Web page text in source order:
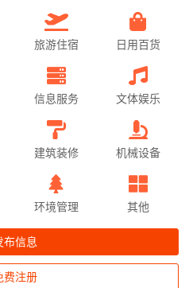
旅游住宿 日用百货
信息服务 文体娱乐
建筑装修 机械设备
环境管理 其他
布信息
费注册